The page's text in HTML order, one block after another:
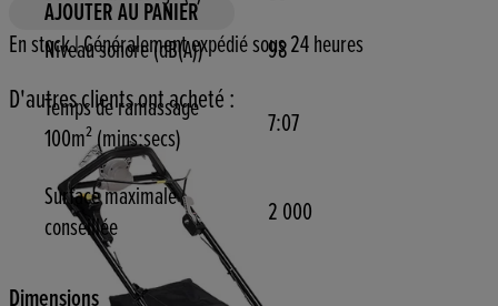
Niveau sonore (dB(A))
98
Temps de ramassage
100m² (mins:secs)
7:07
Surface maximale
conseillée
2 000
Dimensions
AJOUTER AU PANIER
En stock | Généralement expédié sous 24 heures
D'autres clients ont acheté :